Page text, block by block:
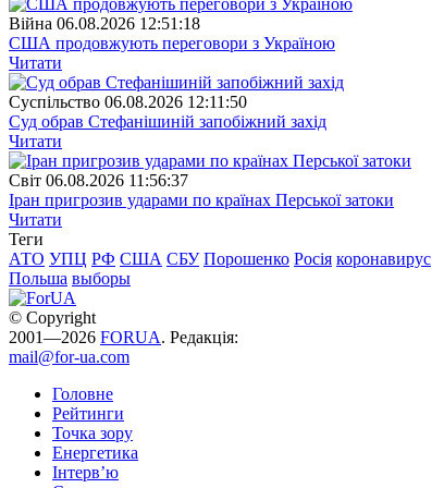
Війна 06.08.2026 12:51:18
США продовжують переговори з Україною
Читати
Суспiльство 06.08.2026 12:11:50
Суд обрав Стефанішиній запобіжний захід
Читати
Свiт 06.08.2026 11:56:37
Іран пригрозив ударами по країнах Перської затоки
Читати
Теги
АТО УПЦ РФ США СБУ Порошенко Росія коронавирус
Польша выборы
© Copyright
2001—2026 FORUA. Редакція:
mail@for-ua.com
Головне
Рейтинги
Точка зору
Енергетика
Інтерв’ю